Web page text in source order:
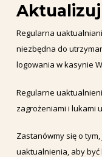
Regularna
niezbędna do
logowania w kasynie
Regularne
zagrożeniami i lukami
Zastanówmy się o
uaktualnienia, aby